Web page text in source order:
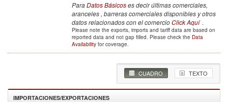
ParaDatos Básicoses decir últimas comerciales,
aranceles , barreras comerciales disponibles y otros
datos relacionados con el comercioClick Aquí .
Please note the exports, imports and tariff data are based on
reported data and not gap filled. Please check the Data
Availability for coverage.
CUADRO TEXTO
IMPORTACIONES/EXPORTACIONES